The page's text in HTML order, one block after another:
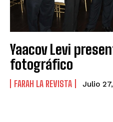
Yaacov Levi
fotográfico
FARAH LA REVISTA Julio